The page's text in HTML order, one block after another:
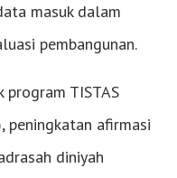
masuk dalam
pembangunan.
program TISTAS
peningkatan afirmasi
diniyah